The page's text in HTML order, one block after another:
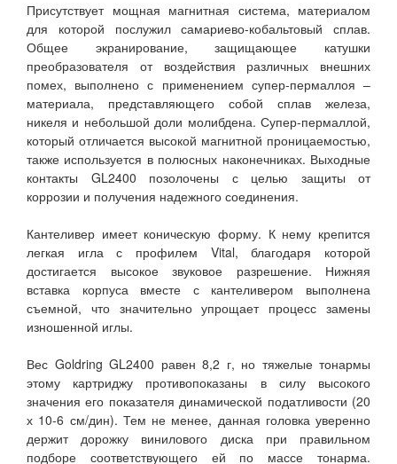
Присутствует мощная магнитная система, материалом
для которой послужил самариево-кобальтовый сплав.
Общее экранирование, защищающее катушки
преобразователя от воздействия различных внешних
помех, выполнено с применением супер-пермаллоя –
материала, представляющего собой сплав железа,
никеля и небольшой доли молибдена. Супер-пермаллой,
который отличается высокой магнитной проницаемостью,
также используется в полюсных наконечниках. Выходные
контакты GL2400 позолочены с целью защиты от
коррозии и получения надежного соединения.
Кантеливер имеет коническую форму. К нему крепится
легкая игла с профилем Vital, благодаря которой
достигается высокое звуковое разрешение. Нижняя
вставка корпуса вместе с кантеливером выполнена
съемной, что значительно упрощает процесс замены
изношенной иглы.
Вес Goldring GL2400 равен 8,2 г, но тяжелые тонармы
этому картриджу противопоказаны в силу высокого
значения его показателя динамической податливости (20
х 10-6 см/дин). Тем не менее, данная головка уверенно
держит дорожку винилового диска при правильном
подборе соответствующего ей по массе тонарма.